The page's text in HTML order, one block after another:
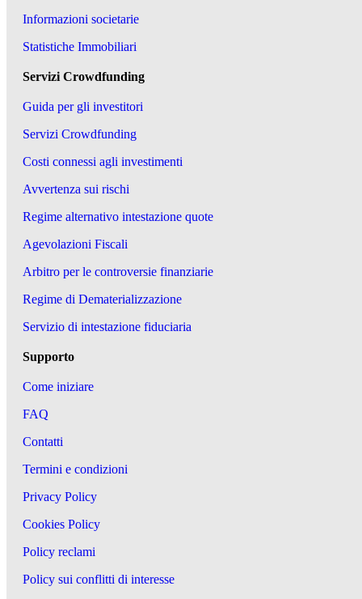
Informazioni societarie
Statistiche Immobiliari
Servizi Crowdfunding
Guida per gli investitori
Servizi Crowdfunding
Costi connessi agli investimenti
Avvertenza sui rischi
Regime alternativo intestazione quote
Agevolazioni Fiscali
Arbitro per le controversie finanziarie
Regime di Dematerializzazione
Servizio di intestazione fiduciaria
Supporto
Come iniziare
FAQ
Contatti
Termini e condizioni
Privacy Policy
Cookies Policy
Policy reclami
Policy sui conflitti di interesse